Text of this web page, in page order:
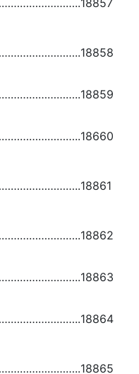
18857
18858
18859
18660
18861
18862
18863
18864
18865